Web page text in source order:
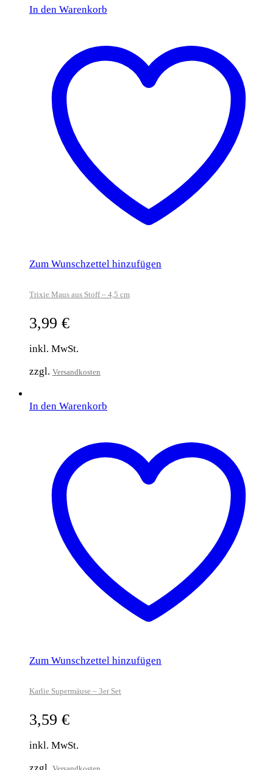
In den Warenkorb
Zum Wunschzettel hinzufügen
Trixie Maus aus Stoff – 4,5 cm
3,99 €
inkl. MwSt.
zzgl. Versandkosten
In den Warenkorb
Zum Wunschzettel hinzufügen
Karlie Supermäuse – 3er Set
3,59 €
inkl. MwSt.